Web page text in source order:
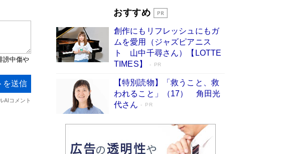
皇陛下はお元気でおられるか」がサウジ国王の第
東野圭吾、伊坂幸太郎の人気シリーズ最新作どち
らも文庫化 映画化された直木賞受賞作もランク
イン［文庫ベストセラー］
Book Bang
おすすめ
創作にもリフレッシュにもガ
ムを愛用（ジャズピアニス
ト 山中千尋さん）【LOTTE
TIMES】
PR
【特別読物】「救うこと、救
われること」（17） 角田光
代さん
PR